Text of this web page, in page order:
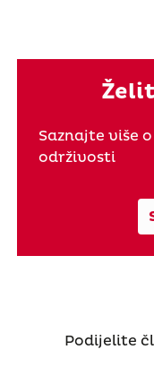
Saznajte više
održivosti
Podijelite